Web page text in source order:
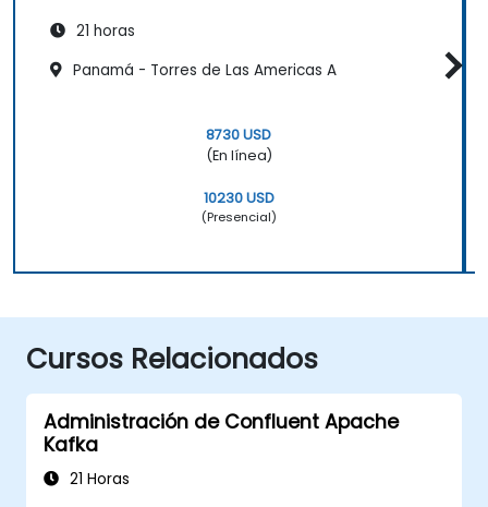
21 horas
Panamá - Torres de Las Americas A
8730 USD
(En línea)
10230 USD
(Presencial)
Cursos Relacionados
Administración de Confluent Apache
Kafka
21 Horas